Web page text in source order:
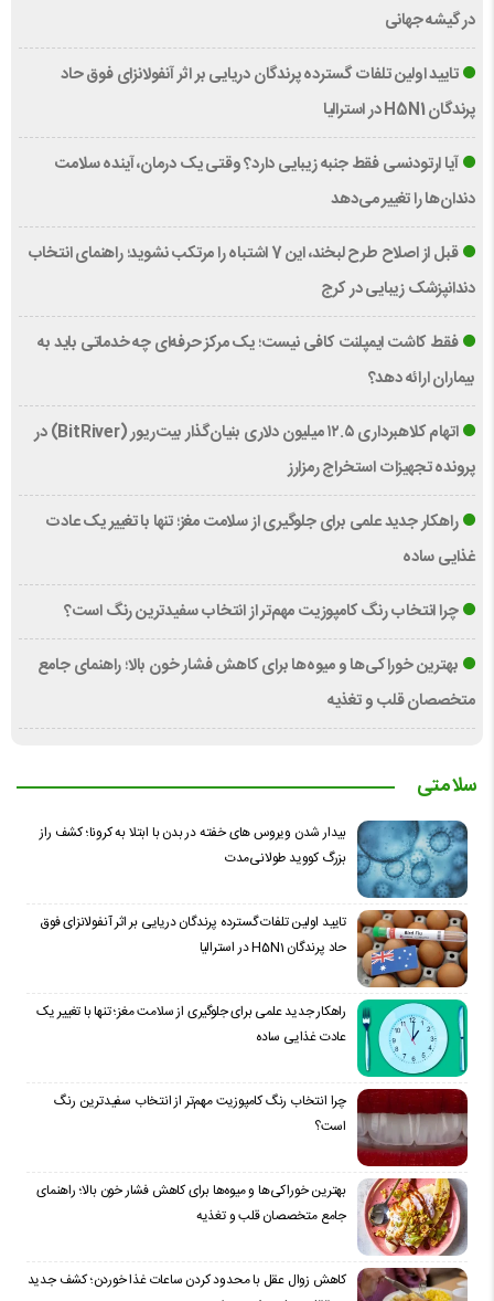
در گیشه جهانی
تایید اولین تلفات گسترده پرندگان دریایی بر اثر آنفولانزای فوق حاد
پرندگان H5N1 در استرالیا
آیا ارتودنسی فقط جنبه زیبایی دارد؟ وقتی یک درمان، آینده سلامت
دندان‌ها را تغییر می‌دهد
قبل از اصلاح طرح لبخند، این 7 اشتباه را مرتکب نشوید؛ راهنمای انتخاب
دندانپزشک زیبایی در کرج
فقط کاشت ایمپلنت کافی نیست؛ یک مرکز حرفه‌ای چه خدماتی باید به
بیماران ارائه دهد؟
اتهام کلاهبرداری ۱۲.۵ میلیون دلاری بنیان‌گذار بیت‌ریور (BitRiver) در
پرونده تجهیزات استخراج رمزارز
راهکار جدید علمی برای جلوگیری از سلامت مغز؛ تنها با تغییر یک عادت
غذایی ساده
چرا انتخاب رنگ کامپوزیت مهم‌تر از انتخاب سفیدترین رنگ است؟
بهترین خوراکی‌ها و میوه‌ها برای کاهش فشار خون بالا؛ راهنمای جامع
متخصصان قلب و تغذیه
سلامتی
بیدار شدن ویروس‌ های خفته در بدن با ابتلا به کرونا؛ کشف راز
بزرگ کووید طولانی‌مدت
تایید اولین تلفات گسترده پرندگان دریایی بر اثر آنفولانزای فوق
حاد پرندگان H5N1 در استرالیا
راهکار جدید علمی برای جلوگیری از سلامت مغز؛ تنها با تغییر یک
عادت غذایی ساده
چرا انتخاب رنگ کامپوزیت مهم‌تر از انتخاب سفیدترین رنگ
است؟
بهترین خوراکی‌ها و میوه‌ها برای کاهش فشار خون بالا؛ راهنمای
جامع متخصصان قلب و تغذیه
کاهش زوال عقل با محدود کردن ساعات غذا خوردن؛ کشف جدید